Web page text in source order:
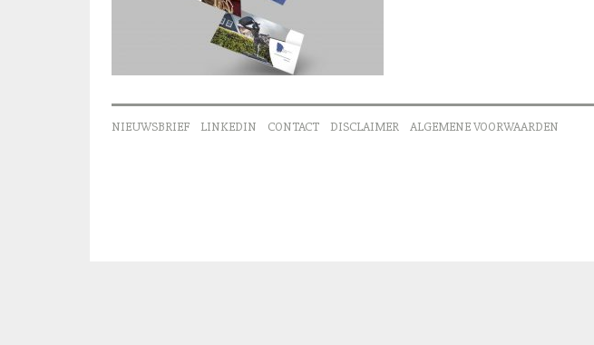
NIEUWSBRIEF LINKEDIN CONTACT DISCLAIMER ALGEMENE VOORWAARDEN